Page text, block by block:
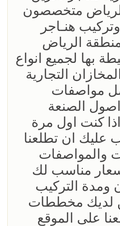
متخصصون
هنـاجر
الرياض
بها لجميع انواع
التجارية
مواصفات
الصنعة
كنت اول مرة
عليك ان تطلعنا
والمواصفات
مناسب لك
ومدة التركيب
لديك مخططات
على الموقع